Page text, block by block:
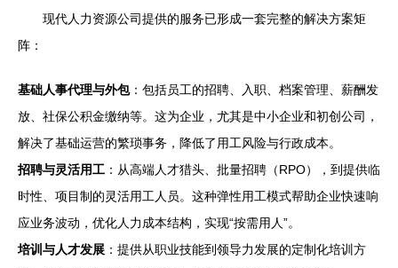
现代人力资源公司提供的服务已形成一套完整的解决方案矩
阵：
基础人事代理与外包：包括员工的招聘、入职、档案管理、薪酬发
放、社保公积金缴纳等。这为企业，尤其是中小企业和初创公司，
解决了基础运营的繁琐事务，降低了用工风险与行政成本。
招聘与灵活用工 ：从高端人才猎头、批量招聘（RPO），到提供临
时性、项目制的灵活用工人员。这种弹性用工模式帮助企业快速响
应业务波动，优化人力成本结构，实现“按需用人”。
培训与人才发展 ：提供从职业技能到领导力发展的定制化培训方